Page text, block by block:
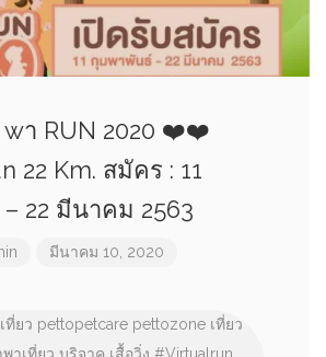
า RUN 2020 ❤️❤️
22 Km. สมัคร : 11
22 มีนาคม 2563
มีนาคม 10, 2020
ที่ยว pettopetcare pettozone เที่ยว